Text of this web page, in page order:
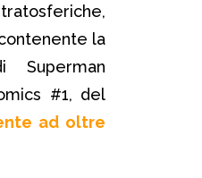
la
Superman
#1, del
ad oltre